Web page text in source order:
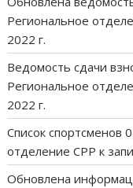
Региональное
2022 г.
Ведомость сдачи
Региональное
2022 г.
Список спортсменов
отделение СРР к
Обновлена